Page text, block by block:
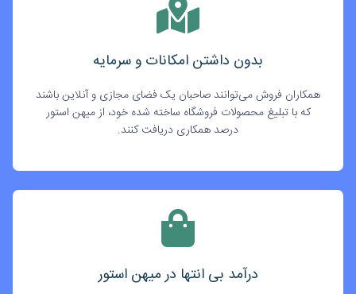
بدون داشتن امکانات و سرمایه
همکاران فروش می‌توانند صاحبان یک فضای مجازی و آنلاین باشند
که با تبلیغ محصولات فروشگاه ساخته شده خود، از میهن استور
درصد همکاری دریافت کنند.
درآمد بی انتها در میهن استور